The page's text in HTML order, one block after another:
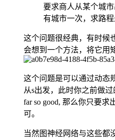
要求商人从某个城
有城市一次，求路程
这个问题很经典，有时候
会想到一个方法，将它用
这个问题是可以通过动态
从s出发，此时你之前做
far so good, 那么你只要求
可。
当然图神经网络与这些都